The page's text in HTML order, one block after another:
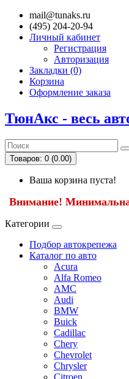
mail@tunaks.ru
(495) 204-20-94
Личный кабинет
Регистрация
Авторизация
Закладки (0)
Корзина
Оформление заказа
ТюнАкс - весь
Товаров: 0 (0.00)
Ваша корзина пуста!
Внимание!
Категории
Подбор автокрепежа
Каталог по авто
Acura
Alfa Romeo
AMC
Audi
BMW
Buick
Cadillac
Chery
Chevrolet
Chrysler
Citroen